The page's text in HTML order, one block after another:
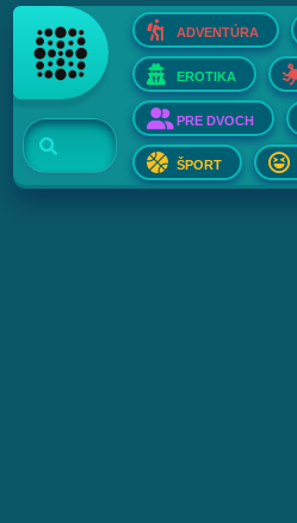
ADVENTÚRA
EROTIKA
PRE DVOCH
ŠPORT